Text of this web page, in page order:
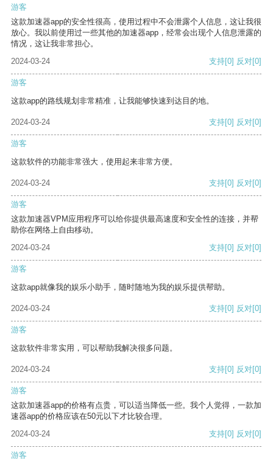
游客
这款加速器app的安全性很高，使用过程中不会泄露个人信息，这让我很
放心。我以前使用过一些其他的加速器app，经常会出现个人信息泄露的
情况，这让我非常担心。
2024-03-24
支持[0] 反对[0]
游客
这款app的路线规划非常精准，让我能够快速到达目的地。
2024-03-24 支持[0] 反对[0]
游客
这款软件的功能非常强大，使用起来非常方便。
2024-03-24 支持[0] 反对[0]
游客
这款加速器VPM应用程序可以给你提供最高速度和安全性的连接，并帮
助你在网络上自由移动。
2024-03-24
支持[0] 反对[0]
游客
这款app就像我的娱乐小助手，随时随地为我的娱乐提供帮助。
2024-03-24 支持[0] 反对[0]
游客
这款软件非常实用，可以帮助我解决很多问题。
2024-03-24 支持[0] 反对[0]
游客
这款加速器app的价格有点贵，可以适当降低一些。我个人觉得，一款加
速器app的价格应该在50元以下才比较合理。
2024-03-24
支持[0] 反对[0]
游客